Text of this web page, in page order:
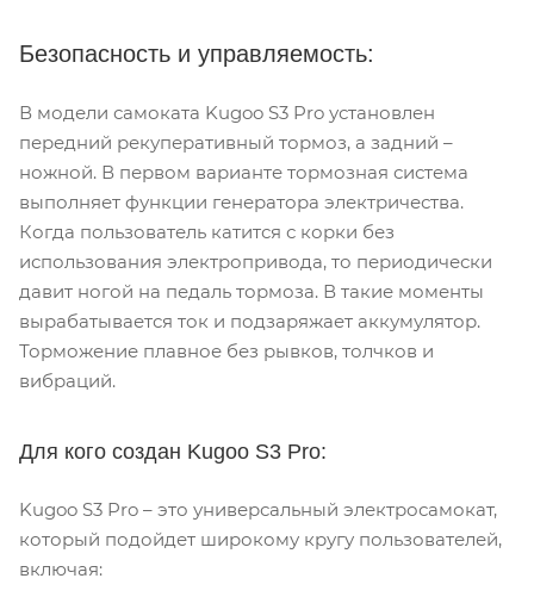
Безопасность и управляемость:
В модели самоката Kugoo S3 Pro установлен
передний рекуперативный тормоз, а задний –
ножной. В первом варианте тормозная система
выполняет функции генератора электричества.
Когда пользователь катится с корки без
использования электропривода, то периодически
давит ногой на педаль тормоза. В такие моменты
вырабатывается ток и подзаряжает аккумулятор.
Торможение плавное без рывков, толчков и
вибраций.
Для кого создан Kugoo S3 Pro:
Kugoo S3 Pro – это универсальный электросамокат,
который подойдет широкому кругу пользователей,
включая: